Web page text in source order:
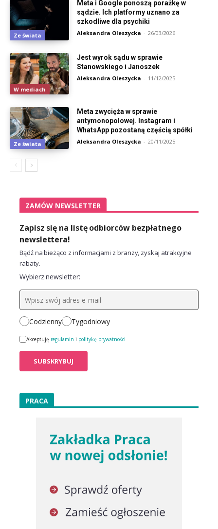
Ze świata
Meta i Google ponoszą porażkę w
sądzie. Ich platformy uznano za
szkodliwe dla psychiki
Aleksandra Oleszycka - 26/03/2026
W mediach
Jest wyrok sądu w sprawie
Stanowskiego i Janoszek
Aleksandra Oleszycka - 11/12/2025
Ze świata
Meta zwycięża w sprawie
antymonopolowej. Instagram i
WhatsApp pozostaną częścią spółki
Aleksandra Oleszycka - 20/11/2025
ZAMÓW NEWSLETTER
Zapisz się na listę odbiorców bezpłatnego
newslettera!
Bądź na bieżąco z informacjami z branży, zyskaj atrakcyjne
rabaty.
Wybierz newsletter:
Codzienny Tygodniowy
Akceptuję regulamin i politykę prywatności
PRACA